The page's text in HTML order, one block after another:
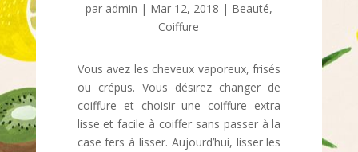
par admin | Mar 12, 2018 | Beauté,
Coiffure
Vous avez les cheveux vaporeux, frisés
ou crépus. Vous désirez changer de
coiffure et choisir une coiffure extra
lisse et facile à coiffer sans passer à la
case fers à lisser. Aujourd’hui, lisser les